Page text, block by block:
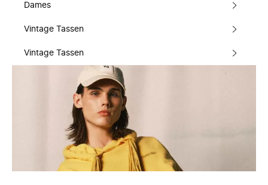
Dames
Vintage Tassen
Vintage Tassen